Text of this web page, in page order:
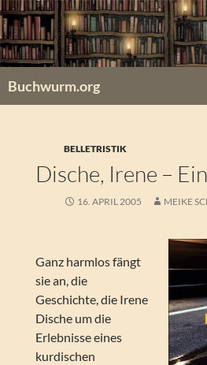
Zum
Inhalt
springen
Buchwurm.org
BELLETRISTIK
Dische, Irene –
16. APRIL 2005 MEIKE
Ganz harmlos fängt
sie an, die
Geschichte, die Irene
Dische um die
Erlebnisse eines
kurdischen